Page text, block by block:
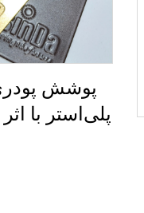
پوشش
پلی‌استر با